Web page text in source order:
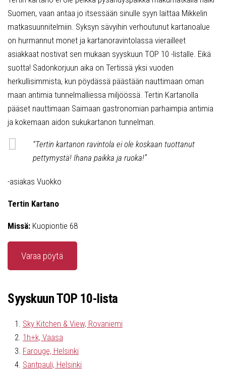
Suomen, vaan antaa jo itsessään sinulle syyn laittaa Mikkelin
matkasuunnitelmiin. Syksyn sävyihin verhoutunut kartanoalue
on hurmannut monet ja kartanoravintolassa vierailleet
asiakkaat nostivat sen mukaan syyskuun TOP 10 -listalle. Eikä
suotta! Sadonkorjuun aika on Tertissä yksi vuoden
herkullisimmista, kun pöydässä päästään nauttimaan oman
maan antimia tunnelmalliessa miljöössä. Tertin Kartanolla
pääset nauttimaan Saimaan gastronomian parhaimpia antimia
ja kokemaan aidon sukukartanon tunnelman.
“Tertin kartanon ravintola ei ole koskaan tuottanut
pettymystä! Ihana paikka ja ruoka!”
-asiakas Vuokko
Tertin Kartano
Missä: Kuopiontie 68
Varaa pöytä
Syyskuun TOP 10-lista
Sky Kitchen & View, Rovaniemi
1h+k, Vaasa
Farouge, Helsinki
Santpauli, Helsinki